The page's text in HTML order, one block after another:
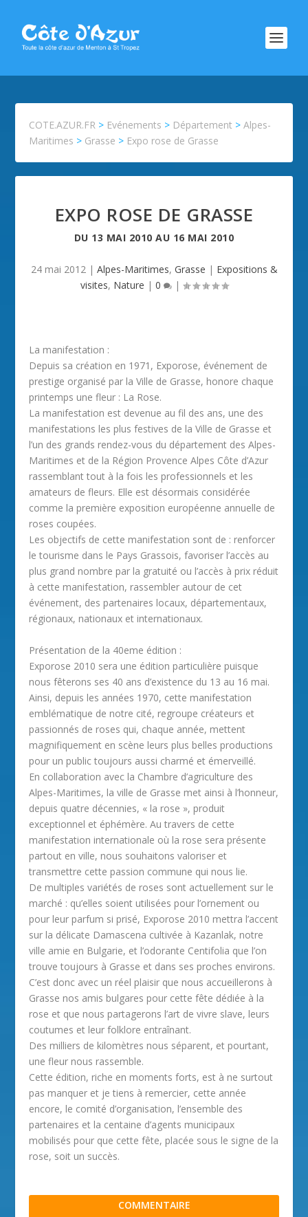
COTE.AZUR.FR > Evénements > Département >Alpes-
Maritimes > Grasse > Expo rose de Grasse
EXPO ROSE DE GRASSE
DU 13 MAI 2010 AU 16 MAI 2010
24 mai 2012| Alpes-Maritimes, Grasse | Expositions &
visites, Nature | 0 |
La manifestation :
Depuis sa création en 1971, Exporose, événement de
prestige organisé par la Ville de Grasse, honore chaque
printemps une fleur : La Rose.
La manifestation est devenue au fil des ans, une des
manifestations les plus festives de la Ville de Grasse et
l’un des grands rendez-vous du département des Alpes-
Maritimes et de la Région Provence Alpes Côte d’Azur
rassemblant tout à la fois les professionnels et les
amateurs de fleurs. Elle est désormais considérée
comme la première exposition européenne annuelle de
roses coupées.
Les objectifs de cette manifestation sont de : renforcer
le tourisme dans le Pays Grassois, favoriser l’accès au
plus grand nombre par la gratuité ou l’accès à prix réduit
à cette manifestation, rassembler autour de cet
événement, des partenaires locaux, départementaux,
régionaux, nationaux et internationaux.
Présentation de la 40eme édition :
Exporose 2010 sera une édition particulière puisque
nous fêterons ses 40 ans d’existence du 13 au 16 mai.
Ainsi, depuis les années 1970, cette manifestation
emblématique de notre cité, regroupe créateurs et
passionnés de roses qui, chaque année, mettent
magnifiquement en scène leurs plus belles productions
pour un public toujours aussi charmé et émerveillé.
En collaboration avec la Chambre d’agriculture des
Alpes-Maritimes, la ville de Grasse met ainsi à l’honneur,
depuis quatre décennies, « la rose », produit
exceptionnel et éphémère. Au travers de cette
manifestation internationale où la rose sera présente
partout en ville, nous souhaitons valoriser et
transmettre cette passion commune qui nous lie.
De multiples variétés de roses sont actuellement sur le
marché : qu’elles soient utilisées pour l’ornement ou
pour leur parfum si prisé, Exporose 2010 mettra l’accent
sur la délicate Damascena cultivée à Kazanlak, notre
ville amie en Bulgarie, et l’odorante Centifolia que l’on
trouve toujours à Grasse et dans ses proches environs.
C’est donc avec un réel plaisir que nous accueillerons à
Grasse nos amis bulgares pour cette fête dédiée à la
rose et que nous partagerons l’art de vivre slave, leurs
coutumes et leur folklore entraînant.
Des milliers de kilomètres nous séparent, et pourtant,
une fleur nous rassemble.
Cette édition, riche en moments forts, est à ne surtout
pas manquer et je tiens à remercier, cette année
encore, le comité d’organisation, l’ensemble des
partenaires et la centaine d’agents municipaux
mobilisés pour que cette fête, placée sous le signe de la
rose, soit un succès.
COMMENTAIRE